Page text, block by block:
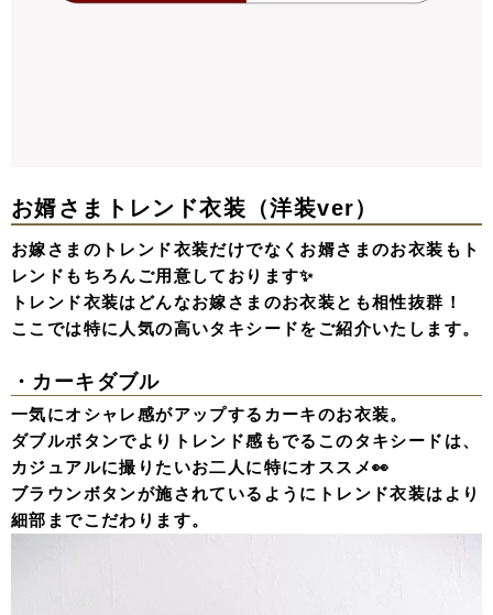
お婿さまトレンド衣装（洋装ver）
お嫁さまのトレンド衣装だけでなくお婿さまのお衣装もト
レンドもちろんご用意しております✨
トレンド衣装はどんなお嫁さまのお衣装とも相性抜群！
ここでは特に人気の高いタキシードをご紹介いたします。
・カーキダブル
一気にオシャレ感がアップするカーキのお衣装。
ダブルボタンでよりトレンド感もでるこのタキシードは、
カジュアルに撮りたいお二人に特にオススメ👀
ブラウンボタンが施されているようにトレンド衣装はより
細部までこだわります。